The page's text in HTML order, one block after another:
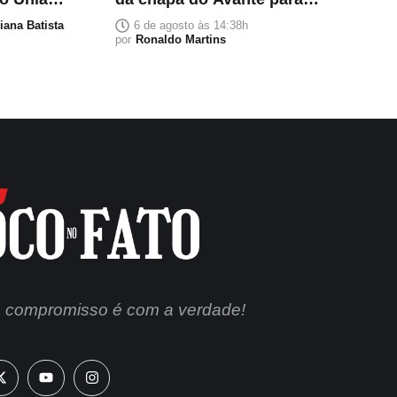
de
Batista
deputado federal; veja o valor
6 de agosto às 14:38h
por Ronaldo Martins
compromisso é com a verdade!